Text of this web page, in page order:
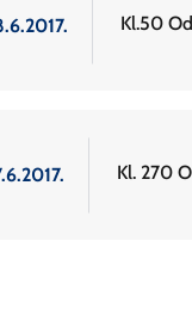
Kl.50
Kl. 270